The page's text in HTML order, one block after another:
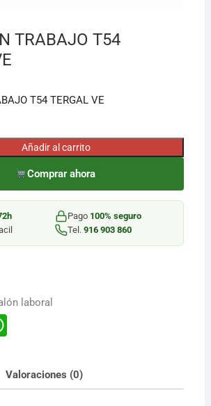
TRABAJO T54
T54 TERGAL VE
Añadir al carrito
Comprar ahora
Pago 100% seguro
Tel. 916 903 860
laboral
W
at
s
Valoraciones (0)